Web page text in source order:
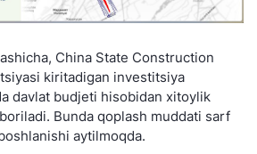
China State Construction
kiritadigan investitsiya
davlat budjeti hisobidan xitoylik
Bunda qoplash muddati sarf
aytilmoqda.